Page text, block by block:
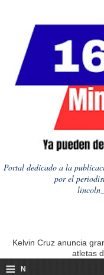
Portal dedicado a la
por el
Kelvin Cruz anuncia
atletas
≡ N